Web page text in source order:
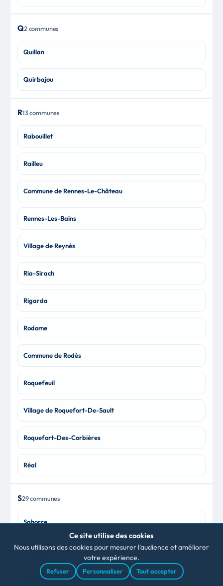
Q2 communes
Quillan
Quirbajou
R13 communes
Rabouillet
Railleu
Commune de Rennes-Le-Château
Rennes-Les-Bains
Village de Reynès
Ria-Sirach
Rigarda
Rodome
Commune de Rodès
Roquefeuil
Village de Roquefort-De-Sault
Roquefort-Des-Corbières
Réal
S29 communes
Sahorre
Saillagouse
Commune de Saint-Couat-Du-Razès
Ce site utilise des cookies
Nous utilisons des cookies pour mesurer l'audience et améliorer
votre expérience.
Refuser Personnaliser Tout accepter